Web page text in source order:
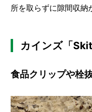
所を取らずに隙間収納
カインズ「
食品クリップや栓